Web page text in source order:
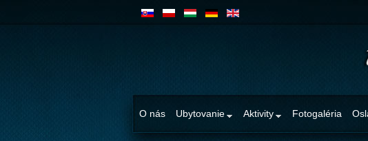
O nás Ubytovanie Aktivity Fotogaléria